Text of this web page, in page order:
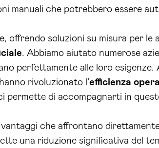
manuali che potrebbero essere
offrendo soluzioni su misura per le
. Abbiamo aiutato numerose
perfettamente alle loro esigenze.
rivoluzionato l’efficienza
permette di accompagnarti in
che affrontano
una riduzione significativa del